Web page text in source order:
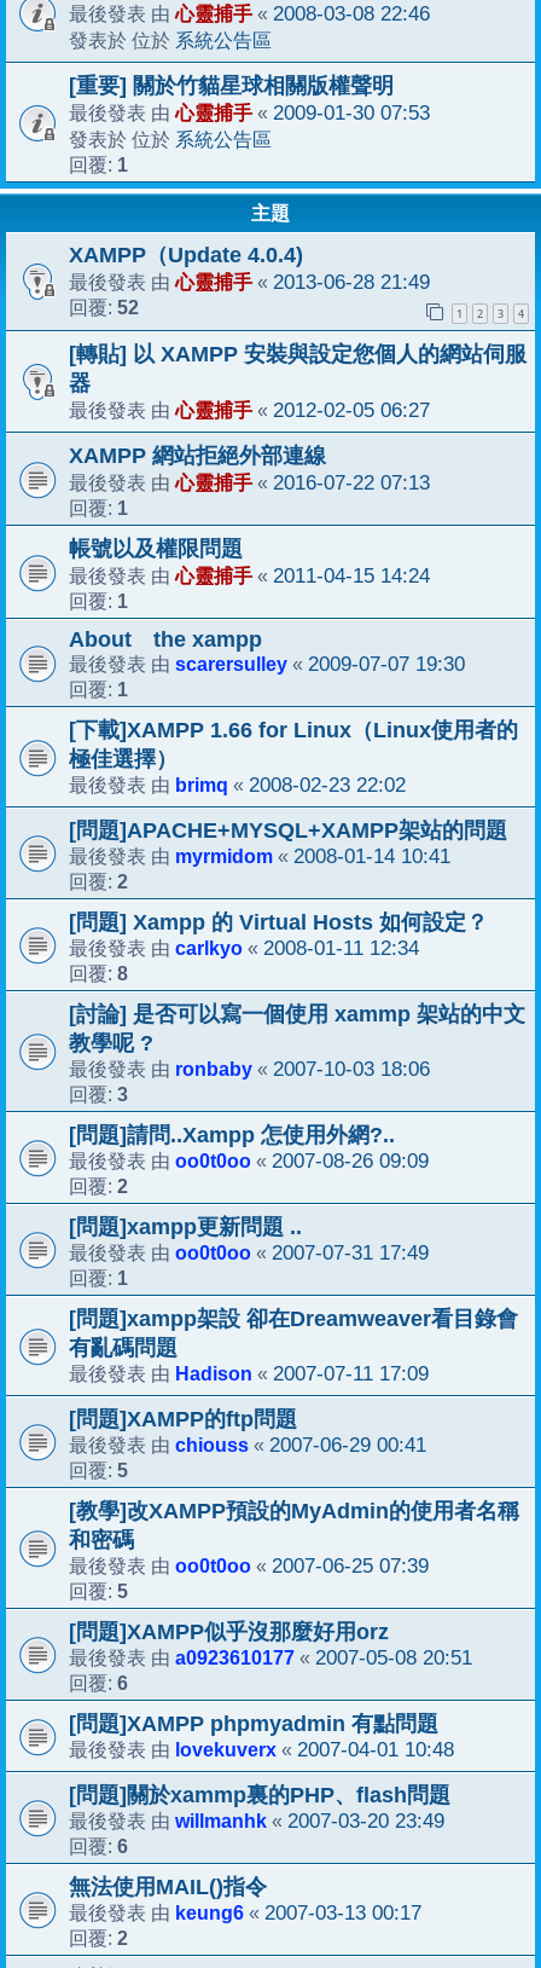
最後發表 由心靈捕手 « 2008-03-08 22:46
發表於 位於 系統公告區
[重要] 關於竹貓星球相關版權聲明
最後發表 由心靈捕手 « 2009-01-30 07:53
發表於 位於 系統公告區
回覆: 1
主題
XAMPP（Update 4.0.4)
最後發表 由心靈捕手 « 2013-06-28 21:49
回覆: 52 1 2 3 4
[轉貼] 以 XAMPP 安裝與設定您個人的網站伺服
器
最後發表 由心靈捕手 « 2012-02-05 06:27
XAMPP 網站拒絕外部連線
最後發表 由心靈捕手 « 2016-07-22 07:13
回覆: 1
帳號以及權限問題
最後發表 由心靈捕手 « 2011-04-15 14:24
回覆: 1
About the xampp
最後發表 由 scarersulley « 2009-07-07 19:30
回覆: 1
[下載]XAMPP 1.66 for Linux（Linux使用者的
極佳選擇）
最後發表 由 brimq « 2008-02-23 22:02
[問題]APACHE+MYSQL+XAMPP架站的問題
最後發表 由 myrmidom « 2008-01-14 10:41
回覆: 2
[問題] Xampp 的 Virtual Hosts 如何設定？
最後發表 由 carlkyo « 2008-01-11 12:34
回覆: 8
[討論] 是否可以寫一個使用 xammp 架站的中文
教學呢 ?
最後發表 由 ronbaby « 2007-10-03 18:06
回覆: 3
[問題]請問..Xampp 怎使用外網?..
最後發表 由 oo0t0oo « 2007-08-26 09:09
回覆: 2
[問題]xampp更新問題 ..
最後發表 由 oo0t0oo « 2007-07-31 17:49
回覆: 1
[問題]xampp架設 卻在Dreamweaver看目錄會
有亂碼問題
最後發表 由 Hadison « 2007-07-11 17:09
[問題]XAMPP的ftp問題
最後發表 由 chiouss « 2007-06-29 00:41
回覆: 5
[教學]改XAMPP預設的MyAdmin的使用者名稱
和密碼
最後發表 由 oo0t0oo « 2007-06-25 07:39
回覆: 5
[問題]XAMPP似乎沒那麼好用orz
最後發表 由 a0923610177 « 2007-05-08 20:51
回覆: 6
[問題]XAMPP phpmyadmin 有點問題
最後發表 由 lovekuverx « 2007-04-01 10:48
[問題]關於xammp裏的PHP、flash問題
最後發表 由 willmanhk « 2007-03-20 23:49
回覆: 6
無法使用MAIL()指令
最後發表 由 keung6 « 2007-03-13 00:17
回覆: 2